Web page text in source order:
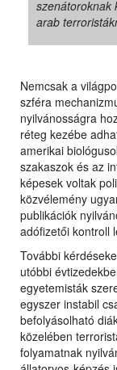
szenátoroknak
arab
Nemcsak a
szféra
nyilvánosságra
réteg kezébe
amerikai
szakaszok és az
képesek voltak
közvélemény
publikációk
adófizetői kontroll
További
utóbbi
egyetemisták
egyszer instabil
befolyásolható
közelében
folyamatnak